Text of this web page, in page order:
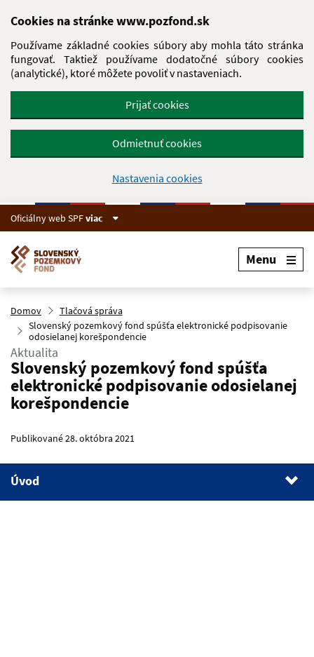
Preskočiť na hlavný obsah
Cookies na stránke www.pozfond.sk
Používame základné cookies súbory aby mohla táto stránka
fungovať. Taktiež používame dodatočné súbory cookies
(analytické), ktoré môžete povoliť v nastaveniach.
Prijať cookies
Odmietnuť cookies
Nastavenia cookies
Oficiálny web SPFviac
Menu
Domov
Tlačová správa
Slovenský pozemkový fond spúšťa elektronické podpisovanie
odosielanej korešpondencie
Aktualita
Slovenský pozemkový fond spúšťa
elektronické podpisovanie odosielanej
korešpondencie
Publikované 28. októbra 2021
Úvod
1.Úvod